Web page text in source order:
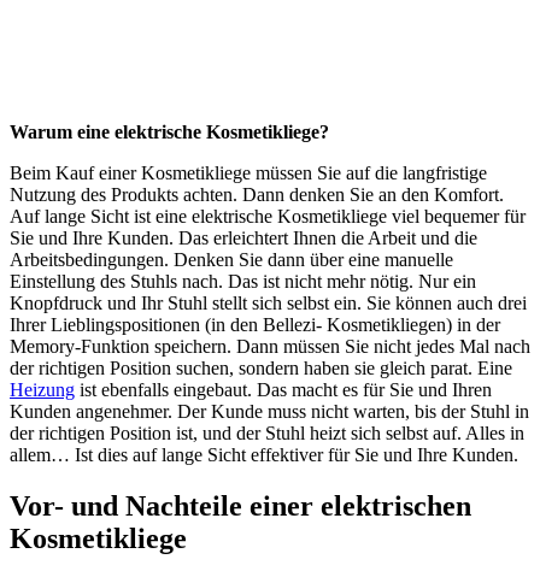
Warum eine elektrische Kosmetikliege?
Beim Kauf einer Kosmetikliege müssen Sie auf die langfristige
Nutzung des Produkts achten. Dann denken Sie an den Komfort.
Auf lange Sicht ist eine elektrische Kosmetikliege viel bequemer für
Sie und Ihre Kunden. Das erleichtert Ihnen die Arbeit und die
Arbeitsbedingungen. Denken Sie dann über eine manuelle
Einstellung des Stuhls nach. Das ist nicht mehr nötig. Nur ein
Knopfdruck und Ihr Stuhl stellt sich selbst ein. Sie können auch drei
Ihrer Lieblingspositionen (in den Bellezi- Kosmetikliegen) in der
Memory-Funktion speichern. Dann müssen Sie nicht jedes Mal nach
der richtigen Position suchen, sondern haben sie gleich parat. Eine
Heizung ist ebenfalls eingebaut. Das macht es für Sie und Ihren
Kunden angenehmer. Der Kunde muss nicht warten, bis der Stuhl in
der richtigen Position ist, und der Stuhl heizt sich selbst auf. Alles in
allem… Ist dies auf lange Sicht effektiver für Sie und Ihre Kunden.
Vor- und Nachteile einer elektrischen
Kosmetikliege